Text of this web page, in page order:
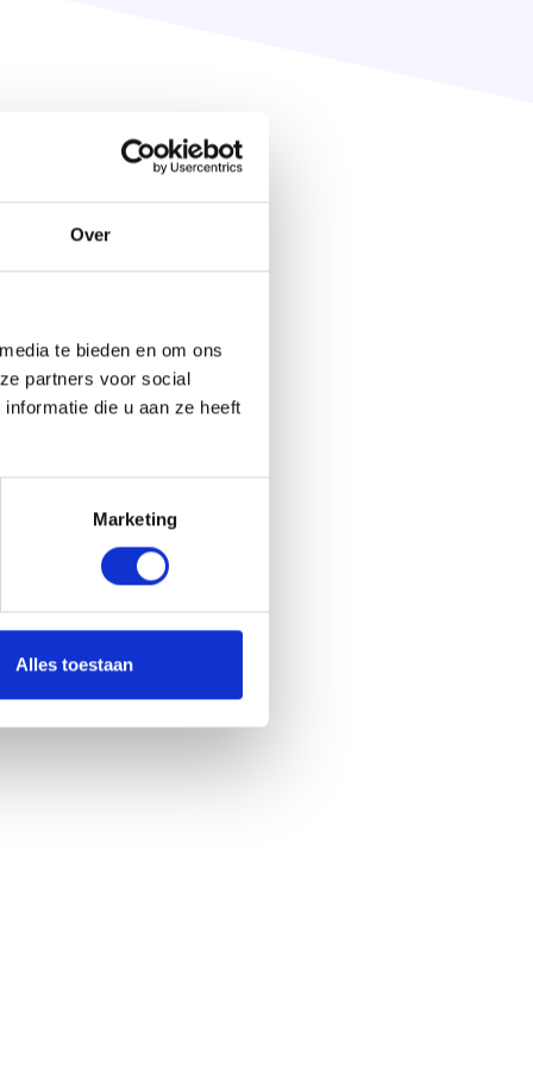
Over
te bieden en om ons
partners voor social
die u aan ze heeft
Marketing
Alles toestaan